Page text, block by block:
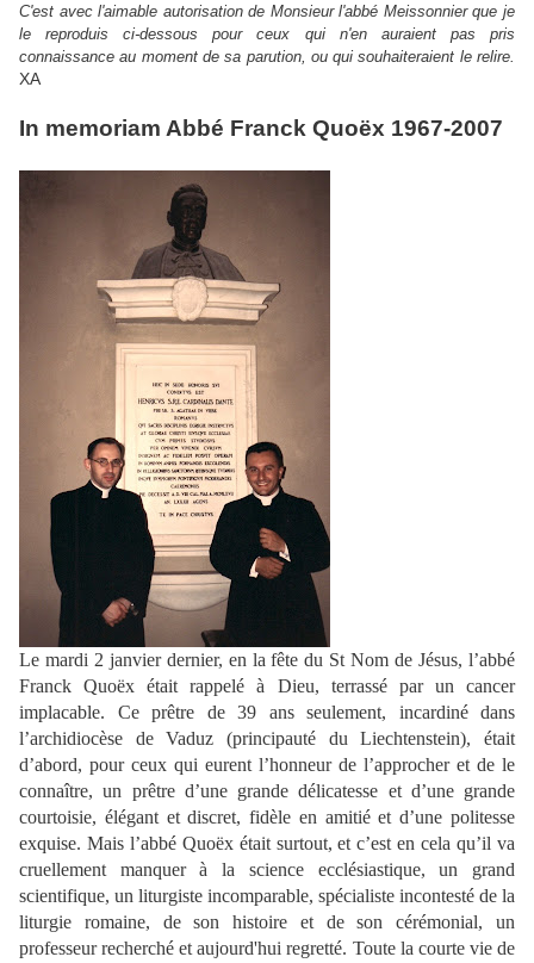
C'est avec l'aimable autorisation de Monsieur l'abbé Meissonnier que je
le reproduis ci-dessous pour ceux qui n'en auraient pas pris
connaissance au moment de sa parution, ou qui souhaiteraient le relire.
XA
In memoriam Abbé Franck Quoëx 1967-2007
Le mardi 2 janvier dernier, en la fête du St Nom de Jésus, l’abbé
Franck Quoëx était rappelé à Dieu, terrassé par un cancer
implacable. Ce prêtre de 39 ans seulement, incardiné dans
l’archidiocèse de Vaduz (principauté du Liechtenstein), était
d’abord, pour ceux qui eurent l’honneur de l’approcher et de le
connaître, un prêtre d’une grande délicatesse et d’une grande
courtoisie, élégant et discret, fidèle en amitié et d’une politesse
exquise. Mais l’abbé Quoëx était surtout, et c’est en cela qu’il va
cruellement manquer à la science ecclésiastique, un grand
scientifique, un liturgiste incomparable, spécialiste incontesté de la
liturgie romaine, de son histoire et de son cérémonial, un
professeur recherché et aujourd'hui regretté. Toute la courte vie de